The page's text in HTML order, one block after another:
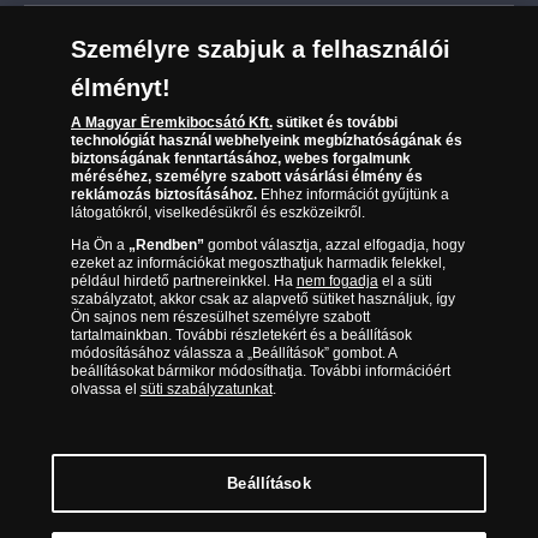
Kézbesítés
Reklamáció
Visszaküldés
Elállási űrlap
Karrier
Sütik (cookies) használata
Süti (cookies)Beállítások
Társaságunkról
Az érmék és érmek ára és értéke
Gyakran ismételt kérdések
Adatkezelés
06 80 888 889
(díjmentesen hívható hétfőtől csütörtökig 9.00 és 17.00
óra között, péntekenként 9.00 és 15.00 óra között)
Magyar Éremkibocsátó Kft. 1134 Budapest, Váci út 33. Cégjegyzékszám: 01-09-
957944, Adószám: 23275395-2-41 A Társaság a Magyar Kereskedelmi
Személyre szabjuk a felhasználói
élményt!
A Magyar Éremkibocsátó Kft.sütiket és további
technológiát használ webhelyeink megbízhatóságának és
biztonságának fenntartásához, webes forgalmunk
méréséhez, személyre szabott vásárlási élmény és
reklámozás biztosításához.Ehhez információt gyűjtünk a
látogatókról, viselkedésükről és eszközeikről.
Ha Ön a „Rendben”gombot választja, azzal elfogadja, hogy
ezeket az információkat megoszthatjuk harmadik felekkel,
például hirdető partnereinkkel. Ha nem fogadjael a süti
szabályzatot, akkor csak az alapvető sütiket használjuk, így
Ön sajnos nem részesülhet személyre szabott
tartalmainkban. További részletekért és a beállítások
módosításához válassza a „Beállítások” gombot. A
beállításokat bármikor módosíthatja. További információért
olvassa el süti szabályzatunkat.
Beállítások